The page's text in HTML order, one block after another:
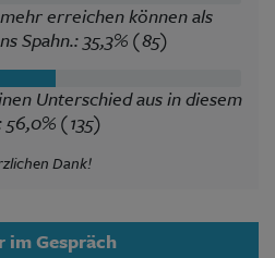
erreichen können als
Spahn.: 35,3% (85)
Unterschied aus in diesem
56,0% (135)
Dank!
im Gespräch